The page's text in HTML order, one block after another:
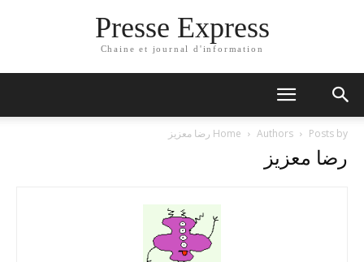
Presse Express
Chaine et journal d'information
Home Authors Posts by رضا معزيز
رضا معزيز